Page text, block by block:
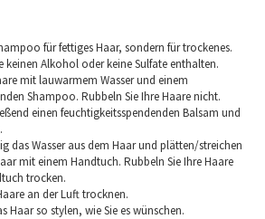
für fettiges Haar, sondern für trockenes.
keinen Alkohol oder keine Sulfate enthalten.
mit lauwarmem Wasser und einem
Shampoo. Rubbeln Sie Ihre Haare nicht.
einen feuchtigkeitsspendenden Balsam und
das Wasser aus dem Haar und plätten/streichen
mit einem Handtuch. Rubbeln Sie Ihre Haare
trocken.
an der Luft trocknen.
Haar so stylen, wie Sie es wünschen.